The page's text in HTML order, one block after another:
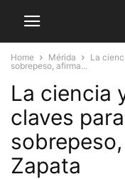
Home Mérida
La
sobrepeso, afirma...
La ciencia
claves
Zapata